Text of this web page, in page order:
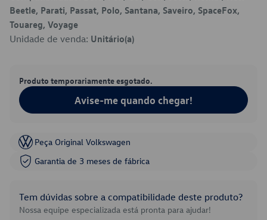
Beetle, Parati, Passat, Polo, Santana, Saveiro, SpaceFox,
Touareg, Voyage
Unidade de venda: Unitário(a)
Produto temporariamente esgotado.
Avise-me quando chegar!
Peça Original Volkswagen
Garantia de 3 meses de fábrica
Tem dúvidas sobre a compatibilidade deste produto?
Nossa equipe especializada está pronta para ajudar!